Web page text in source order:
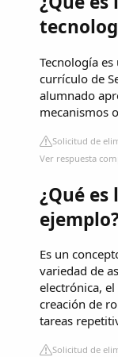
Tecnología
currículo de
alumnado
mecanismos
Solicitud de
Ver respuesta
¿Qué
Es un
variedad de
electrónica,
creación de
tareas
Solicitud de